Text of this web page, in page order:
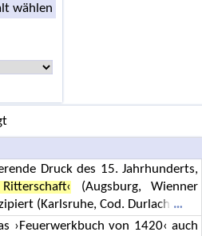
wählen
Druck des 15. Jahrhunderts,
(Augsburg, Wienner
(Karlsruhe, Cod. Durlach
›Feuerwerkbuch von 1420‹ auch